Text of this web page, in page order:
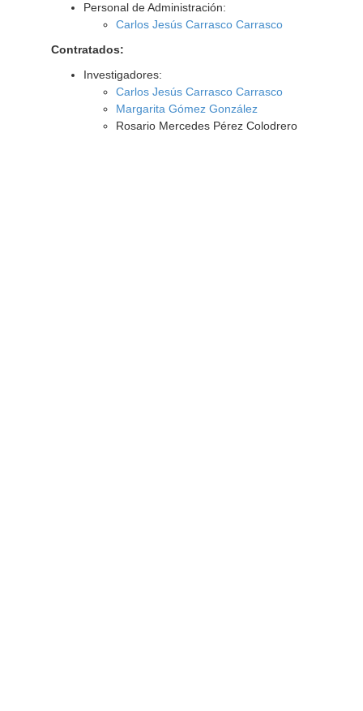
Personal de Administración:
Carlos Jesús Carrasco Carrasco
Contratados:
Investigadores:
Carlos Jesús Carrasco Carrasco
Margarita Gómez González
Rosario Mercedes Pérez Colodrero